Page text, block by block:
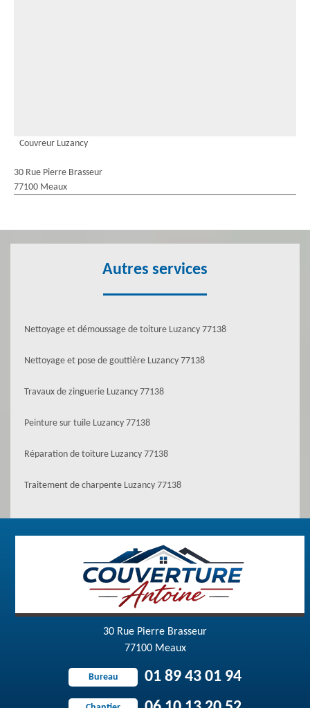
Couvreur Luzancy
30 Rue Pierre Brasseur
77100 Meaux
Autres services
Nettoyage et démoussage de toiture Luzancy 77138
Nettoyage et pose de gouttière Luzancy 77138
Travaux de zinguerie Luzancy 77138
Peinture sur tuile Luzancy 77138
Réparation de toiture Luzancy 77138
Traitement de charpente Luzancy 77138
30 Rue Pierre Brasseur
77100 Meaux
Bureau 01 89 43 01 94